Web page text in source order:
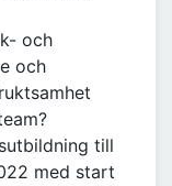
och
och
till
med start